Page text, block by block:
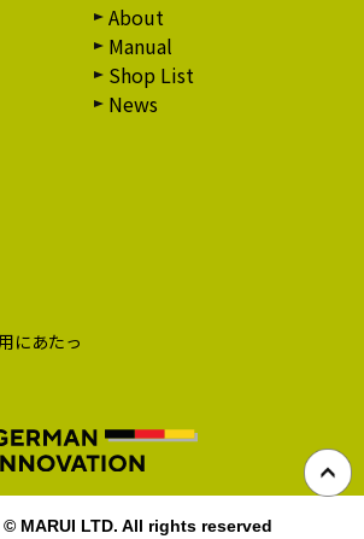
About
Manual
Shop List
News
にあたっ
MARUI LTD. All rights reserved